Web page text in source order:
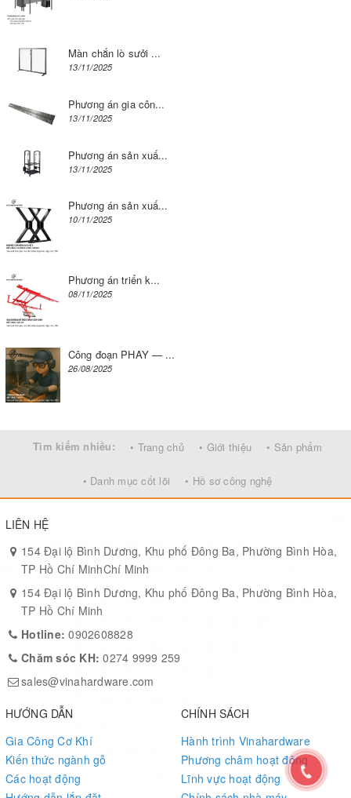
Màn chắn lò sưởi ...
13/11/2025
Phương án gia côn...
13/11/2025
Phương án sản xuấ...
13/11/2025
Phương án sản xuấ...
10/11/2025
Phương án triển k...
08/11/2025
Công đoạn PHAY — ...
26/08/2025
Tìm kiếm nhiều: • Trang chủ • Giới thiệu • Sản phẩm
• Danh mục cốt lõi • Hồ sơ công nghệ
LIÊN HỆ
154 Đại lộ Bình Dương, Khu phố Đông Ba, Phường Bình Hòa,
TP Hồ Chí MinhChí Minh
154 Đại lộ Bình Dương, Khu phố Đông Ba, Phường Bình Hòa,
TP Hồ Chí Minh
Hotline:0902608828
Chăm sóc KH:0274 9999 259
sales@vinahardware.com
HƯỚNG DẪN
Gia Công Cơ Khí
Kiến thức ngành gỗ
Các hoạt động
CHÍNH SÁCH
Hành trình Vinahardware
Phương châm hoạt động
Lĩnh vực hoạt động